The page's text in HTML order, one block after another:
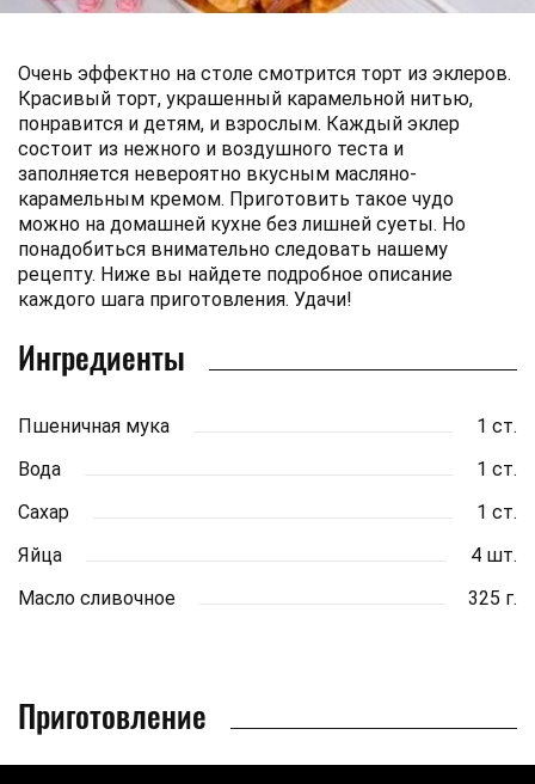
Очень эффектно на столе смотрится торт из эклеров.
Красивый торт, украшенный карамельной нитью,
понравится и детям, и взрослым. Каждый эклер
состоит из нежного и воздушного теста и
заполняется невероятно вкусным масляно-
карамельным кремом. Приготовить такое чудо
можно на домашней кухне без лишней суеты. Но
понадобиться внимательно следовать нашему
рецепту. Ниже вы найдете подробное описание
каждого шага приготовления. Удачи!
Ингредиенты
Пшеничная мука
1 ст.
Вода
1 ст.
Сахар
1 ст.
Яйца
4 шт.
Масло сливочное
325 г.
Приготовление